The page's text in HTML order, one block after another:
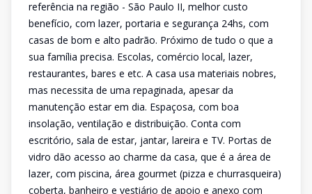
referência na região - São Paulo II, melhor custo
benefício, com lazer, portaria e segurança 24hs, com
casas de bom e alto padrão. Próximo de tudo o que a
sua família precisa. Escolas, comércio local, lazer,
restaurantes, bares e etc. A casa usa materiais nobres,
mas necessita de uma repaginada, apesar da
manutenção estar em dia. Espaçosa, com boa
insolação, ventilação e distribuição. Conta com
escritório, sala de estar, jantar, lareira e TV. Portas de
vidro dão acesso ao charme da casa, que é a área de
lazer, com piscina, área gourmet (pizza e churrasqueira)
coberta, banheiro e vestiário de apoio e anexo com